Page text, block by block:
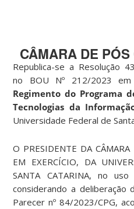
CÂMARA DE
Republica-se a Resolução
no BOU Nº 212/2023
Regimento do Programa
Tecnologias da
Universidade Federal de
O PRESIDENTE DA CÂMARA
EM EXERCÍCIO, DA
SANTA CATARINA, no
considerando a deliberação
Parecer nº 84/2023/CPG,